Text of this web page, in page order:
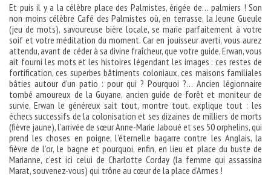
Et puis il y a la célèbre place des Palmistes, érigée de… palmiers ! Son
non moins célèbre Café des Palmistes où, en terrasse, la Jeune Gueule
(jeu de mots), savoureuse bière locale, se marie parfaitement à votre
soif et votre méditation du moment. Car en jouisseur averti, vous aurez
attendu, avant de céder à sa divine fraîcheur, que votre guide, Erwan, vous
ait fourni les mots et les histoires légendant les images : ces restes de
fortification, ces superbes bâtiments coloniaux, ces maisons familiales
bâties autour d’un patio : pour qui ? Pourquoi ?… Ancien légionnaire
tombé amoureux de la Guyane, ancien guide de forêt et moniteur de
survie, Erwan le généreux sait tout, montre tout, explique tout : les
échecs successifs de la colonisation et ses dizaines de milliers de morts
(fièvre jaune), l’arrivée de sœur Anne-Marie Jaboué et ses 50 orphelins, qui
prend les choses en poigne, l’éternelle bagarre contre les Anglais, la
fièvre de l’or, le bagne et pourquoi, enfin, en lieu et place du buste de
Marianne, c’est ici celui de Charlotte Corday (la femme qui assassina
Marat, souvenez-vous) qui trône au cœur de la place d’Armes !